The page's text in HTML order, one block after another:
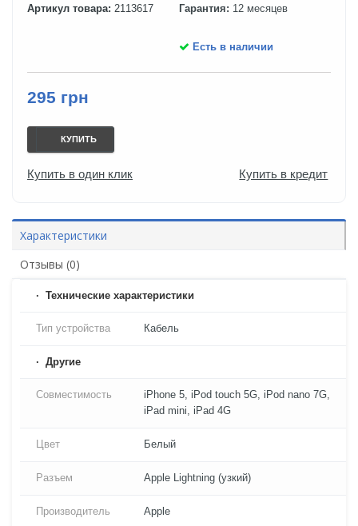
Артикул товара: 2113617 Гарантия: 12 месяцев
Есть в наличии
295 грн
КУПИТЬ
Купить в один клик Купить в кредит
Характеристики
Отзывы (0)
Технические характеристики
Тип устройства Кабель
Другие
Совместимость
iPhone 5, iPod touch 5G, iPod nano 7G,
iPad mini, iPad 4G
Цвет Белый
Разъем Apple Lightning (узкий)
Производитель Apple